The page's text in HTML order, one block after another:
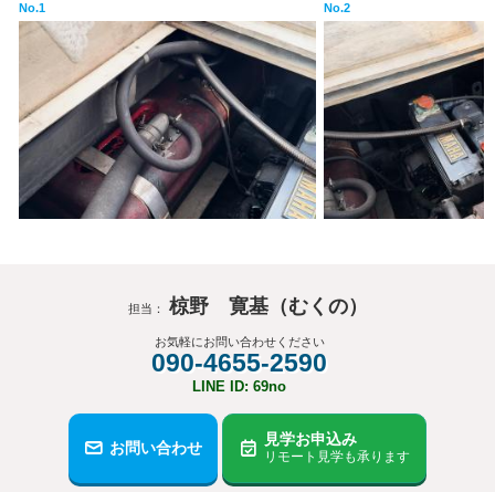
No.1 No.2
担当： 椋野 寛基（むくの）
お気軽にお問い合わせください
090-4655-2590
LINE ID: 69no
お問い合わせ 見学お申込み
リモート見学も承ります